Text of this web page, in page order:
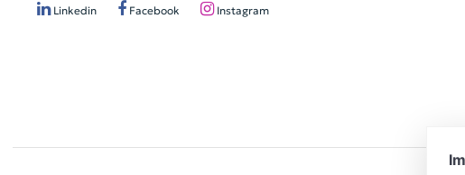
Linkedin Facebook Instagram